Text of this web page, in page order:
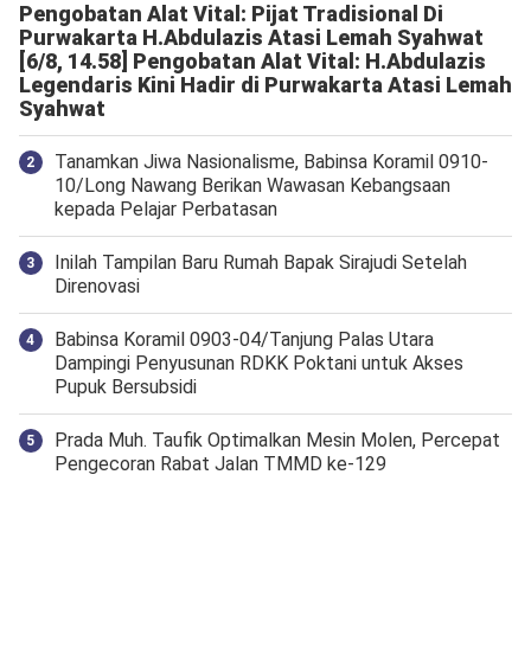
Pengobatan Alat Vital: Pijat Tradisional Di
Purwakarta H.Abdulazis Atasi Lemah Syahwat
[6/8, 14.58] Pengobatan Alat Vital: H.Abdulazis
Legendaris Kini Hadir di Purwakarta Atasi Lemah
Syahwat
Tanamkan Jiwa Nasionalisme, Babinsa Koramil 0910-
10/Long Nawang Berikan Wawasan Kebangsaan
kepada Pelajar Perbatasan
Inilah Tampilan Baru Rumah Bapak Sirajudi Setelah
Direnovasi
‎Babinsa Koramil 0903-04/Tanjung Palas Utara
Dampingi Penyusunan RDKK Poktani untuk Akses
Pupuk Bersubsidi
Prada Muh. Taufik Optimalkan Mesin Molen, Percepat
Pengecoran Rabat Jalan TMMD ke-129